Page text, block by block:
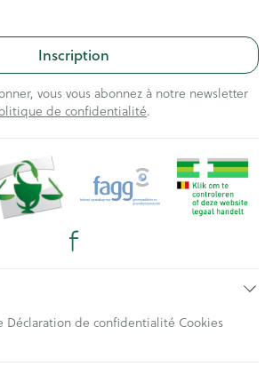
Inscription
vous vous abonnez à notre newsletter
de confidentialité.
Déclaration de confidentialité Cookies